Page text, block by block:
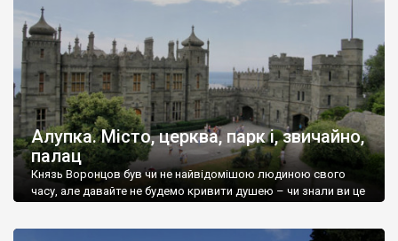
Алупка. Місто, церква, парк і, звичайно,
палац
Князь Воронцов був чи не найвідомішою людиною свого
часу, але давайте не будемо кривити душею – чи знали ви це